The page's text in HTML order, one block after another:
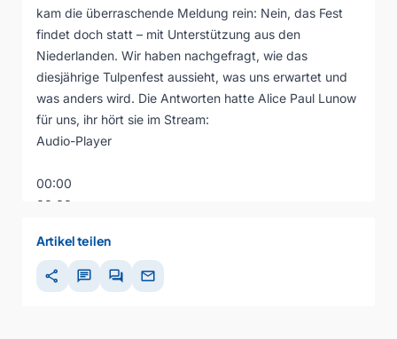
kam die überraschende Meldung rein: Nein, das Fest
findet doch statt – mit Unterstützung aus den
Niederlanden. Wir haben nachgefragt, wie das
diesjährige Tulpenfest aussieht, was uns erwartet und
was anders wird. Die Antworten hatte Alice Paul Lunow
für uns, ihr hört sie im Stream:
Audio-Player
00:00
00:00
Artikel teilen
share chat forum mail